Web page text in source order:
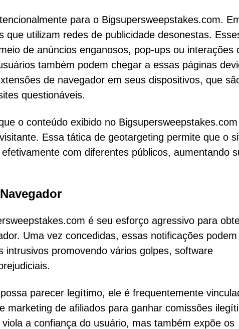
para o Bigsupersweepstakes.com.
que utilizam redes de publicidade desonestas.
de anúncios enganosos, pop-ups ou interações
também podem chegar a essas páginas
de navegador em seus dispositivos, que
questionáveis.
o conteúdo exibido no
Essa tática de geotargeting permite que o
com diferentes públicos, aumentando
é seu esforço agressivo para
Uma vez concedidas, essas notificações podem
intrusivos promovendo vários golpes, software
parecer legítimo, ele é frequentemente
marketing de afiliados para ganhar comissões
a confiança do usuário, mas também expõe os